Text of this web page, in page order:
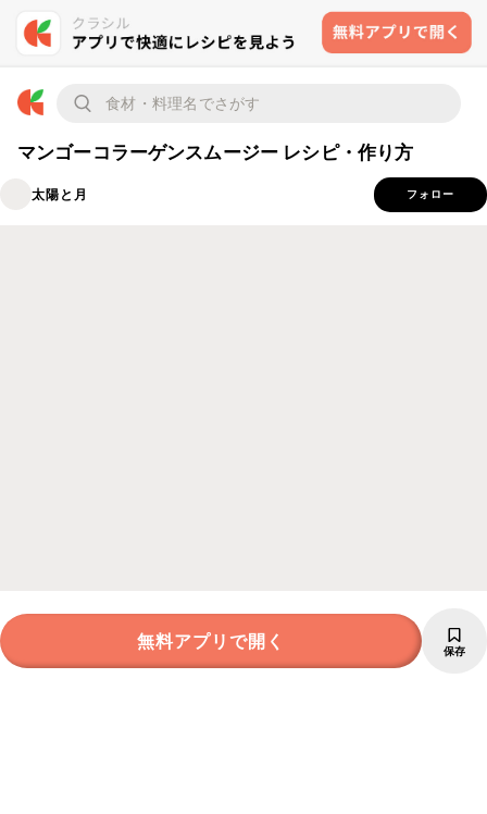
マンゴーコラーゲンスムージー レシピ・作り方
太陽と月 フォロー
無料アプリで開く 保存